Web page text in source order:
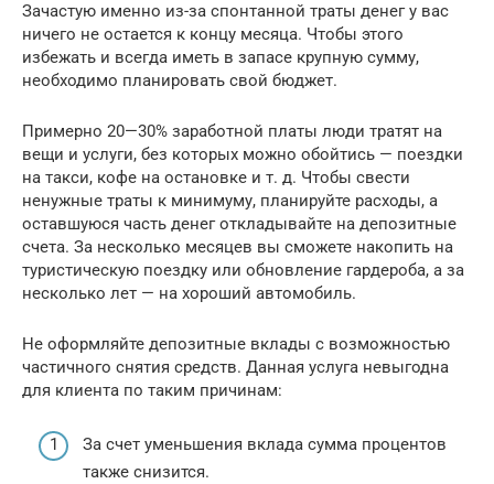
Зачастую именно из-за спонтанной траты денег у вас
ничего не остается к концу месяца. Чтобы этого
избежать и всегда иметь в запасе крупную сумму,
необходимо планировать свой бюджет.
Примерно 20—30% заработной платы люди тратят на
вещи и услуги, без которых можно обойтись — поездки
на такси, кофе на остановке и т. д. Чтобы свести
ненужные траты к минимуму, планируйте расходы, а
оставшуюся часть денег откладывайте на депозитные
счета. За несколько месяцев вы сможете накопить на
туристическую поездку или обновление гардероба, а за
несколько лет — на хороший автомобиль.
Не оформляйте депозитные вклады с возможностью
частичного снятия средств. Данная услуга невыгодна
для клиента по таким причинам:
За счет уменьшения вклада сумма процентов
также снизится.